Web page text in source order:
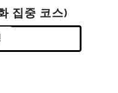
집중 코스)